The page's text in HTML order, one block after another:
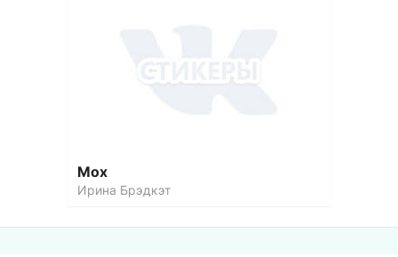
Мох
Ирина Брэдкэт